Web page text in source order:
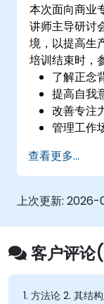
本次面向商业
讲师主导研讨
境，以提高生
培训结束时，
了解正念
提高自我
改善专注
管理工作
应用正念
力。
查看更多...
上次更新: 2026-
客户评论
1. 方法论 2. 其结